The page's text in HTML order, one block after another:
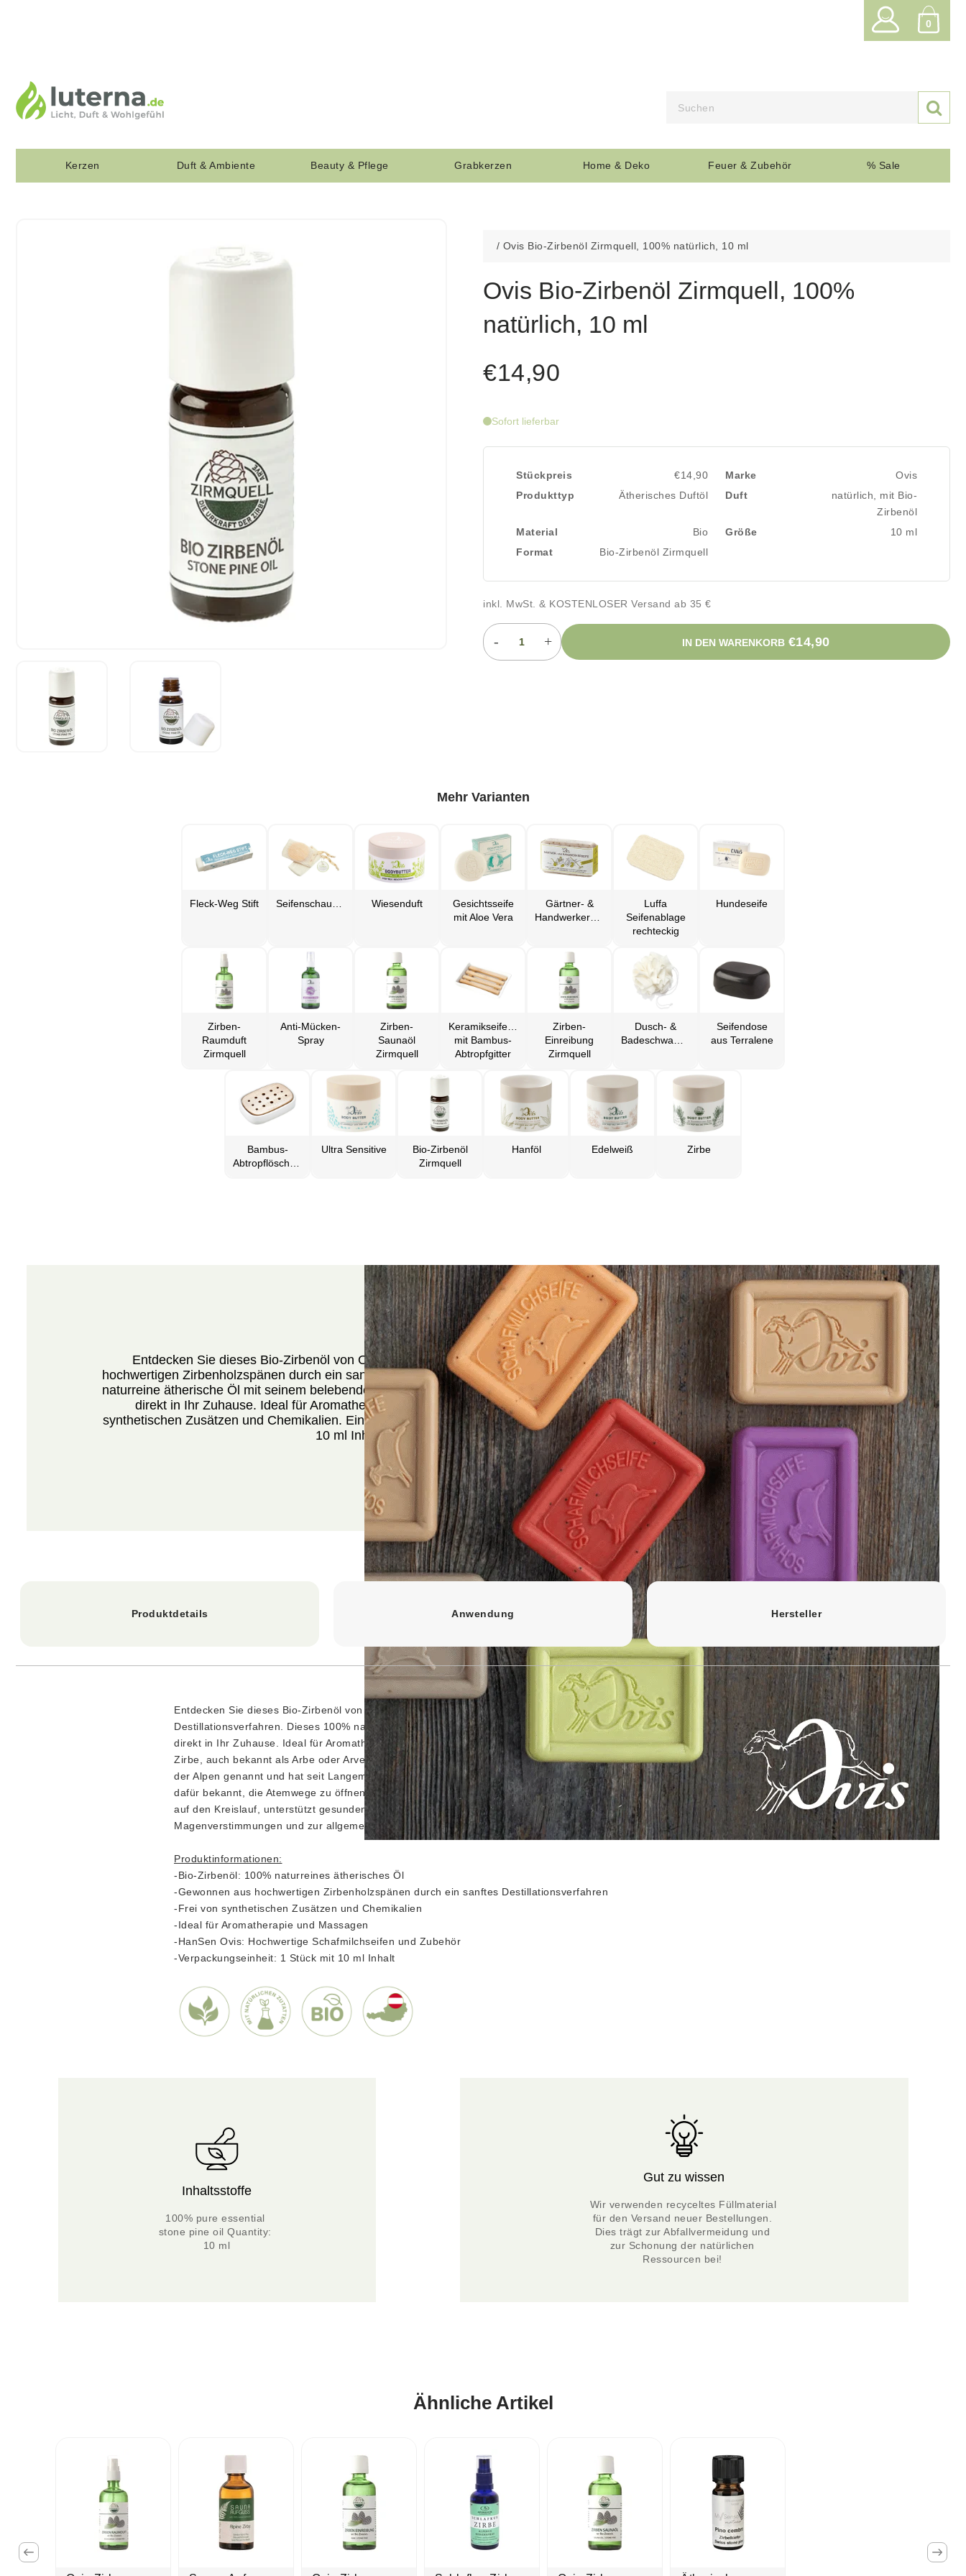

0
Kerzen Duft & Ambiente Beauty & Pflege Grabkerzen Home & Deko Feuer & Zubehör % Sale
/ Ovis Bio-Zirbenöl Zirmquell, 100% natürlich, 10 ml
Ovis Bio-Zirbenöl Zirmquell, 100%
natürlich, 10 ml
€14,90
Sofort lieferbar
Stückpreis €14,90 Marke
Ovis
Produkttyp
Ätherisches Duftöl Duft
natürlich, mit Bio-
Zirbenöl
Material
Bio Größe
10 ml
Format
Bio-Zirbenöl Zirmquell
inkl. MwSt. & KOSTENLOSER Versand ab 35 €
- + IN DEN WARENKORB €14,90
Mehr Varianten
Fleck-Weg Stift Wiesenduft
Gesichtsseife
mit Aloe Vera
Gärtner- &
Luffa
Seifenablage
rechteckig
Hundeseife
Zirben-
Raumduft
Zirmquell
Anti-Mücken-
Spray
Zirben-
Saunaöl
Zirmquell
Keramikseifenschale
mit Bambus-
Abtropfgitter
Zirben-
Einreibung
Zirmquell
Dusch- &
Seifendose
aus Terralene
Bambus-
Ultra Sensitive
Bio-Zirbenöl
Zirmquell
Hanföl Edelweiß Zirbe
Entdecken Sie dieses Bio-Zirbenöl von Ovis Schafmilchseife, gewonnen aus
hochwertigen Zirbenholzspänen durch ein sanftes Destillationsverfahren. Dieses 100%
naturreine ätherische Öl mit seinem belebenden Duft bringt die Frische der Bergwälder
direkt in Ihr Zuhause. Ideal für Aromatherapie und Massagen, ist es frei von
synthetischen Zusätzen und Chemikalien. Eine Verpackungseinheit enthält 1 Stück mit
10 ml Inhalt.
Produktdetails Anwendung Hersteller
Entdecken Sie dieses Bio-Zirbenöl von Ovis Schafmilchseife, gewonnen aus hochwertigen Zirbenholzspänen durch ein sanftes
Destillationsverfahren. Dieses 100% naturreine ätherische Öl mit seinem belebenden Duft bringt die Frische der Bergwälder
direkt in Ihr Zuhause. Ideal für Aromatherapie und Massagen, ist es frei von synthetischen Zusätzen und Chemikalien. Die
Zirbe, auch bekannt als Arbe oder Arve, ist seit der letzten Eiszeit ein fester Bestandteil der Alpenflora. Oft wird sie die Königin
der Alpen genannt und hat seit Langem vielseitige Anwendungen gefunden. Die ätherischen Öle der Zirbe sind traditionell
dafür bekannt, die Atemwege zu öffnen und das allgemeine Wohlbefinden zu verbessern. Sie hat zudem eine positive Wirkung
auf den Kreislauf, unterstützt gesunden Schlaf, das allgemeine Befinden und die vegetative Regulation. Innerlich wird sie bei
Magenverstimmungen und zur allgemeinen Kräftigung verwendet. Eine Verpackungseinheit enthält 1 Stück mit 10 ml Inhalt.
Produktinformationen:
-Bio-Zirbenöl: 100% naturreines ätherisches Öl
-Gewonnen aus hochwertigen Zirbenholzspänen durch ein sanftes Destillationsverfahren
-Frei von synthetischen Zusätzen und Chemikalien
-Ideal für Aromatherapie und Massagen
-HanSen Ovis: Hochwertige Schafmilchseifen und Zubehör
-Verpackungseinheit: 1 Stück mit 10 ml Inhalt
Inhaltsstoffe
100% pure essential
stone pine oil Quantity:
10 ml
Gut zu wissen
Wir verwenden recyceltes Füllmaterial
für den Versand neuer Bestellungen.
Dies trägt zur Abfallvermeidung und
zur Schonung der natürlichen
Ressourcen bei!
Ähnliche Artikel